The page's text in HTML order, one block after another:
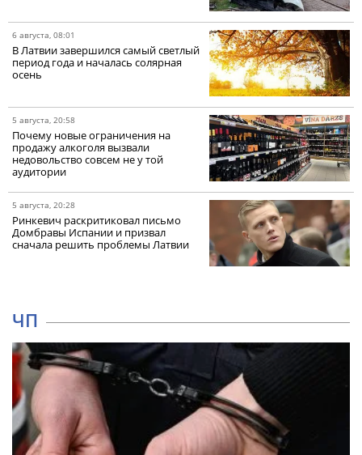
6 августа, 08:01
В Латвии завершился самый светлый
период года и началась солярная
осень
5 августа, 20:58
Почему новые ограничения на
продажу алкоголя вызвали
недовольство совсем не у той
аудитории
5 августа, 20:28
Ринкевич раскритиковал письмо
Домбравы Испании и призвал
сначала решить проблемы Латвии
ЧП